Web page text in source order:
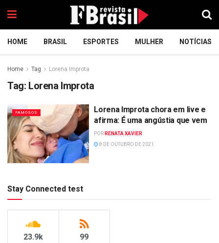
HOME BRASIL ESPORTES MULHER NOTÍCIAS
Home Tag Lorena Improta
Tag: Lorena Improta
FAMOSOS
Lorena Improta chora em live e
afirma: É uma angústia que vem
POR RENATA XAVIER
8 DE OUTUBRO DE 2021
Stay Connected test
23.9k 99